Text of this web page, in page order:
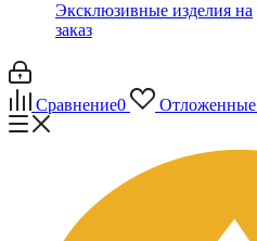
Эксклюзивные изделия на
заказ
Сравнение0 Отложенные